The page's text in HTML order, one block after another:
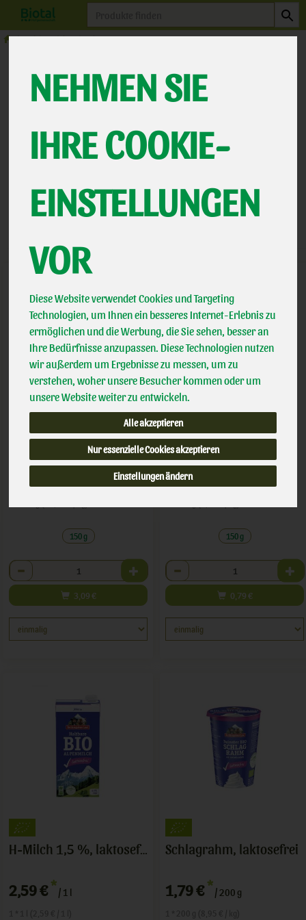
NEHMEN SIE
IHRE COOKIE-
EINSTELLUNGEN
VOR
Diese Website verwendet Cookies und Targeting
Technologien, um Ihnen ein besseres Internet-Erlebnis zu
ermöglichen und die Werbung, die Sie sehen, besser an
Ihre Bedürfnisse anzupassen. Diese Technologien nutzen
wir außerdem um Ergebnisse zu messen, um zu
verstehen, woher unsere Besucher kommen oder um
unsere Website weiter zu entwickeln.
Alle akzeptieren
Nur essenzielle Cookies akzeptieren
Einstellungen ändern
Milchprodukte Laktosefrei
LAKTOSEFREI
12
Hersteller Ernährung Allergene
Frischkäse Natur laktosefrei
150 g
Anzahl
3,09 €
Bioghurt laktosefrei
0,79 €
150 g
Anzahl
0,79 €
H-Milch 1,5 %, laktosefrei
2,59 € */ 1 l
Schlagrahm, laktosefrei
1,79 € */ 200 g